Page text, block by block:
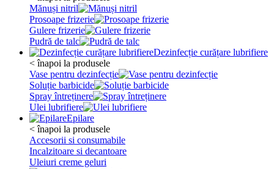
Mănuși nitril
Prosoape frizerie
Gulere frizerie
Pudră de talc
Dezinfecție curățare lubrifiere
< înapoi la produsele
Vase pentru dezinfecție
Soluție barbicide
Spray întreținere
Ulei lubrifiere
Epilare
< înapoi la produsele
Accesorii si consumabile
Incalzitoare si decantoare
Uleiuri creme geluri